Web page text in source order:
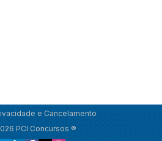
e Cancelamento
PCI Concursos ®